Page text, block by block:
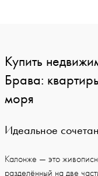
Купить
Брава:
моря
Идеальное
Калонже — это
разделённый на две